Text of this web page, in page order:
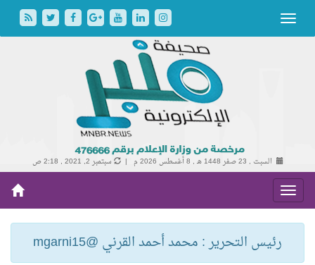
السبت , 23 صفر 1448 هـ , 8 أغسطس 2026 م | سبتمبر 2, 2021 , 2:18 ص
رئيس التحرير : محمد أحمد القرني @mgarni15